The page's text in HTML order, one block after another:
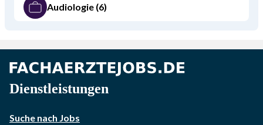
Audiologie (6)
Dienstleistungen
Suche nach Jobs